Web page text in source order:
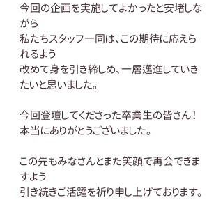
今回の企画を実施してよかったと安堵しな
がら
私たちスタッフ一同は、この期待に応えら
れるよう
改めて身を引き締しめ、一層邁進していき
たいと思いました。
今回登壇してくださった卒業生の皆さん！
本当にありがとうございました。
この先もみなさんとまた笑顔で再会できま
すよう
引き続きご活躍を祈り申し上げております。